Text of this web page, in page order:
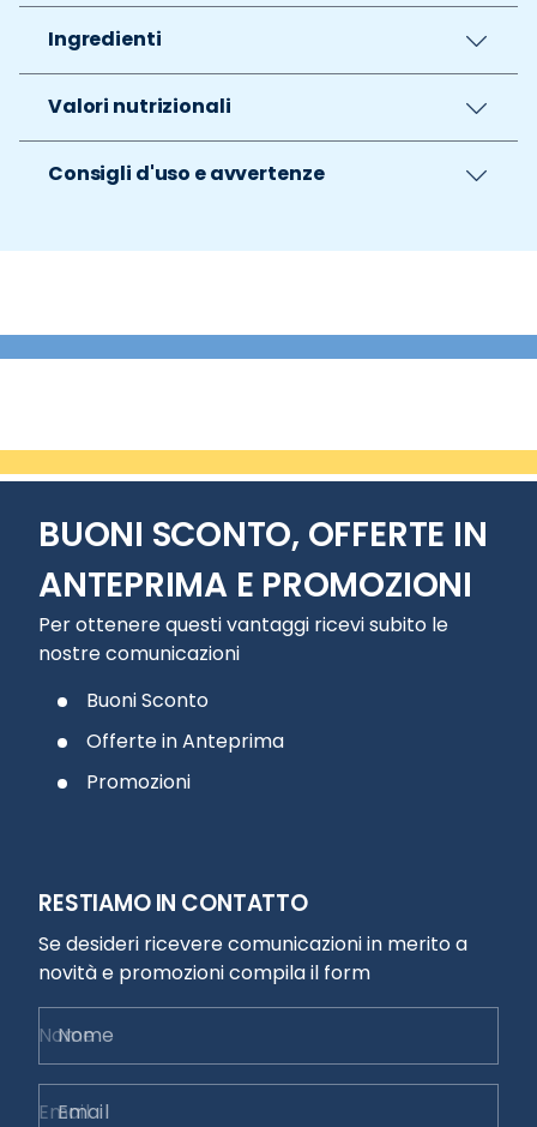
Ingredienti
Valori nutrizionali
Consigli d'uso e avvertenze
BUONI SCONTO, OFFERTE IN
ANTEPRIMA E PROMOZIONI
Per ottenere questi vantaggi ricevi subito le
nostre comunicazioni
Buoni Sconto
Offerte in Anteprima
Promozioni
RESTIAMO IN CONTATTO
Se desideri ricevere comunicazioni in merito a
novità e promozioni compila il form
Nome
Email